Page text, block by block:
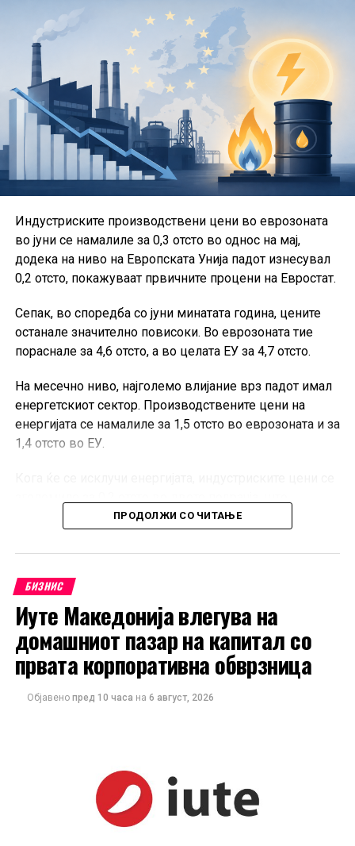
Во состав на ССКМ функционираат Агро бизнис
комората, ИКТ комората, Комората на
сметководители, финансии и даночни советници,
Туристичко-угостителската комора, Услужната
комора, ЕнергоКом, Комората на интегрирано
приватно здравство, Комората за трговија и
дистрибуција, Комората за индустрија и развој и
Комората за превенција, заштита од пожари и кризен
менаџмент.
проекти, за игри на среќа и за стартапи.
Од ССКМ посочуваат дека остануваат посветени на
создавање современ и обединет коморски систем,
клима, развој на претприемништвото и поголема
конкурентност на македонските компании.
Индустриските производствени цени во еврозоната
во јуни се намалиле за 0,3 отсто во однос на мај,
додека на ниво на Европската Унија падот изнесувал
0,2 отсто, покажуваат првичните процени на Евростат.
Сепак, во споредба со јуни минатата година, цените
останале значително повисоки. Во еврозоната тие
пораснале за 4,6 отсто, а во целата ЕУ за 4,7 отсто.
На месечно ниво, најголемо влијание врз падот имал
енергетскиот сектор. Производствените цени на
енергијата се намалиле за 1,5 отсто во еврозоната и за
1,4 отсто во ЕУ.
покажува дека поевтинувањето не било присутно во
полупроизводите пораснале за 0,3 отсто, додека
капиталните и трајните потрошувачки добра
поскапеле за по 0,2 отсто. Цените на нетрајните
потрошувачки добра останале непроменети.
И покрај месечниот пад, цените на енергијата во ЕУ во
јуни биле за 10 отсто повисоки во споредба со истиот
На годишно ниво, најголем раст на производствените
цени бил регистриран во Бугарија, од 18,2 отсто.
Следувале Романија со 14,3 отсто и Ирска со 11,4
отсто. Луксембург бил единствената земја во која
ПРОДОЛЖИ СО ЧИТАЊЕ
БИЗНИС
Иуте Македонија влегува на
домашниот пазар на капитал со
првата корпоративна обврзница
Објавено пред 10 часа на 6 август, 2026